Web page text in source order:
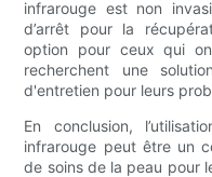
infrarouge est non
d’arrêt pour la
option pour ceux qui
recherchent une
d'entretien pour leurs
En conclusion,
infrarouge peut être un
de soins de la peau pour